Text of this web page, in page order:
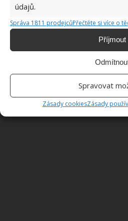
údajů.
Správa 1811 prodejcůPřečtěte si více o
Příjmout
Spravovat
Zásady cookiesZásady
do zimy.
Zdroj:Gardeners